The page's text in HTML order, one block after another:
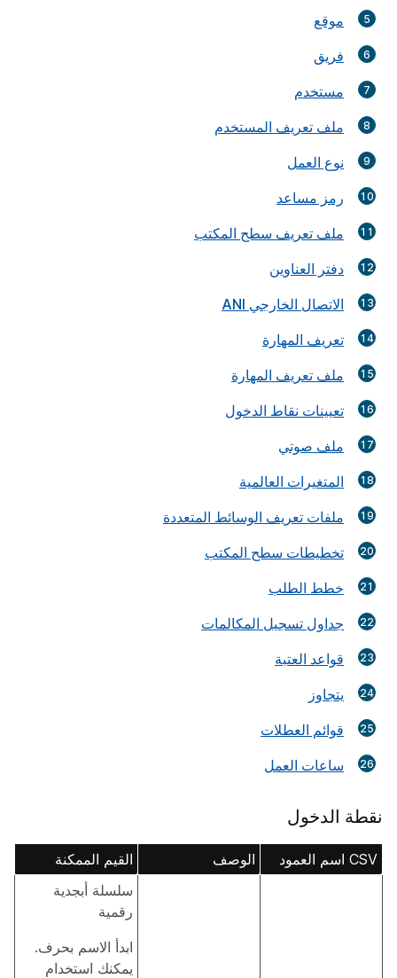
موقع
فريق
مستخدم
ملف تعريف المستخدم
نوع العمل
رمز مساعد
ملف تعريف سطح المكتب
دفتر العناوين
الاتصال الخارجي ANI
تعريف المهارة
ملف تعريف المهارة
تعيينات نقاط الدخول
ملف صوتي
المتغيرات العالمية
ملفات تعريف الوسائط المتعددة
تخطيطات سطح المكتب
خطط الطلب
جداول تسجيل المكالمات
قواعد العتبة
يتجاوز
قوائم العطلات
ساعات العمل
نقطة الدخول
CSV اسم العمود الوصف القيم الممكنة
سلسلة أبجدية
رقمية
ابدأ الاسم بحرف.
يمكنك استخدام